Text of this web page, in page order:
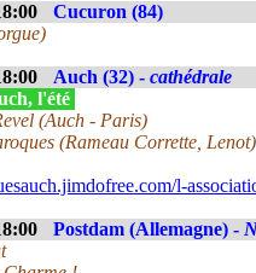
Cucuron (84)
Auch (32) - cathédrale
l'été
(Auch - Paris)
(Rameau Corrette, Lenot)
l-
Postdam (Allemagne) -